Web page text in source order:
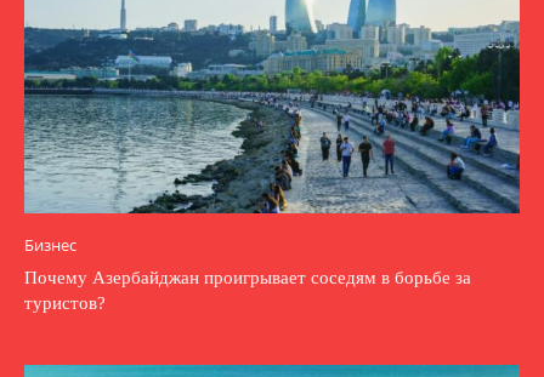
Бизнес
Почему Азербайджан проигрывает соседям в борьбе за
туристов?